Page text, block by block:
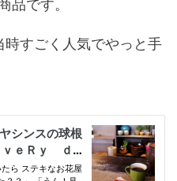
品です。
すごく人気でやっと手